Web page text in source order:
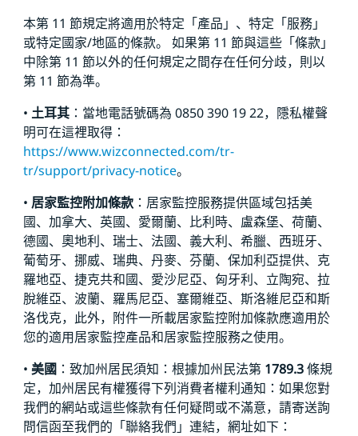
本第 11 節規定將適用於特定「產品」、特定「服務」
或特定國家/地區的條款。 如果第 11 節與這些「條款」
中除第 11 節以外的任何規定之間存在任何分歧，則以
第 11 節為準。
• 土耳其：當地電話號碼為 0850 390 19 22，隱私權聲
明可在這裡取得：
https://www.wizconnected.com/tr-
tr/support/privacy-notice。
• 居家監控附加條款：居家監控服務提供區域包括美
國、加拿大、英國、愛爾蘭、比利時、盧森堡、荷蘭、
德國、奧地利、瑞士、法國、義大利、希臘、西班牙、
葡萄牙、挪威、瑞典、丹麥、芬蘭、保加利亞提供、克
羅地亞、捷克共和國、愛沙尼亞、匈牙利、立陶宛、拉
脫維亞、波蘭、羅馬尼亞、塞爾維亞、斯洛維尼亞和斯
洛伐克，此外，附件一所載居家監控附加條款應適用於
您的適用居家監控產品和居家監控服務之使用。
• 美國：致加州居民須知：根據加州民法第 1789.3條規
定，加州居民有權獲得下列消費者權利通知：如果您對
我們的網站或這些條款有任何疑問或不滿意，請寄送詢
問信函至我們的「聯絡我們」連結，網址如下：